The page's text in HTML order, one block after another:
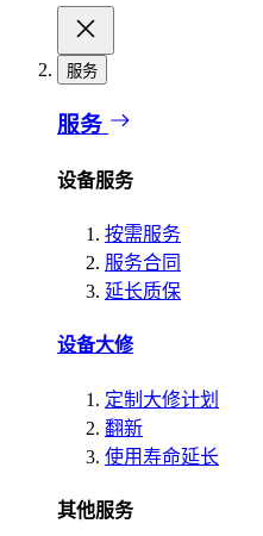
服务
服务
设备服务
按需服务
服务合同
延长质保
设备大修
定制大修计划
翻新
使用寿命延长
其他服务